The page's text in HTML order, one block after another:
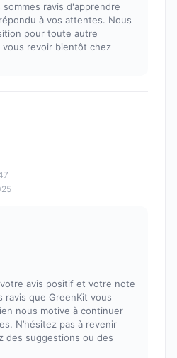
ravis d'apprendre
à vos attentes. Nous
pour toute autre
revoir bientôt chez
avis positif et votre note
ravis que GreenKit vous
nous motive à continuer
N’hésitez pas à revenir
des suggestions ou des